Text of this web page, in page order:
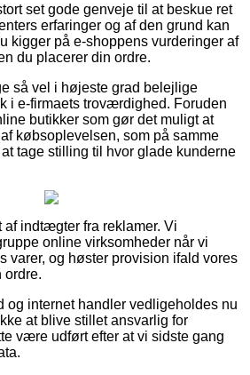
set gode genveje til at beskue ret
erfaringer og af den grund kan
kigger på e-shoppens vurderinger af
du placerer din ordre.
så vel i højeste grad belejlige
i e-firmaets troværdighed. Foruden
butikker som gør det muligt at
købsoplevelsen, som på samme
tage stilling til hvor glade kunderne
af indtægter fra reklamer. Vi
online virksomheder når vi
varer, og høster provision ifald vores
ordre.
og internet handler vedligeholdes nu
at blive stillet ansvarlig for
være udført efter at vi sidste gang